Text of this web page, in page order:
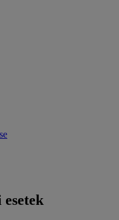
esetek